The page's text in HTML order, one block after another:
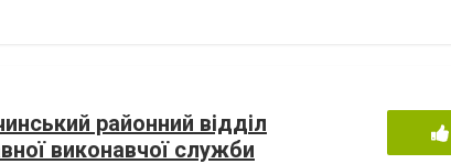
районний відділ
виконавчої служби